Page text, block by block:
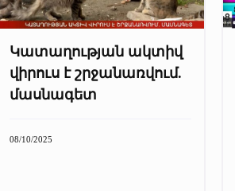
Կատաղության ակտիվ
վիրուս է շրջանառվում.
մասնագետ
08/10/2025